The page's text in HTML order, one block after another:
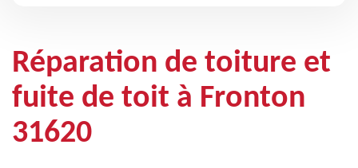
Réparation de toiture et
fuite de toit à Fronton
31620